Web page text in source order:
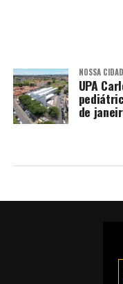
NOSSA
UPA
de